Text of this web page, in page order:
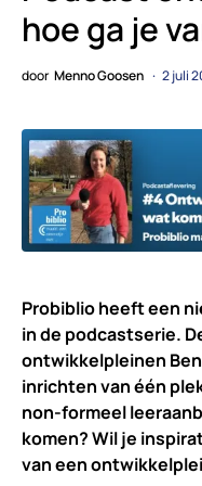
hoe ga je
door Menno Goosen 2 juli
Probiblio heeft een
in de podcastserie.
ontwikkelpleinen
inrichten van één
non-formeel
komen? Wil je
van een